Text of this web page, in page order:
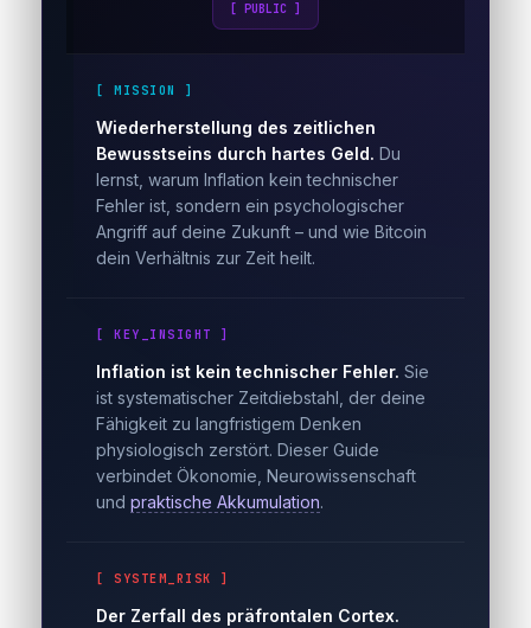
[ PUBLIC ]
[ MISSION ]
Wiederherstellung des zeitlichen
Bewusstseins durch hartes Geld. Du
lernst, warum Inflation kein technischer
Fehler ist, sondern ein psychologischer
Angriff auf deine Zukunft – und wie Bitcoin
dein Verhältnis zur Zeit heilt.
[ KEY_INSIGHT ]
Inflation ist kein technischer Fehler. Sie
ist systematischer Zeitdiebstahl, der deine
Fähigkeit zu langfristigem Denken
physiologisch zerstört. Dieser Guide
verbindet Ökonomie, Neurowissenschaft
und praktische Akkumulation.
[ SYSTEM_RISK ]
Der Zerfall des präfrontalen Cortex.